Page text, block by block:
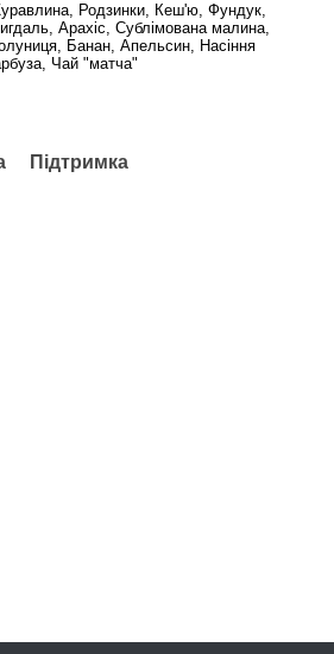
Родзинки, Кеш'ю, Фундук,
Арахіс, Сублімована малина,
Банан, Апельсин, Насіння
Чай "матча"
Підтримка